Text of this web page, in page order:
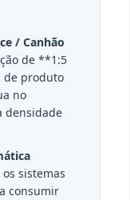
/ Canhão
de **1:5
de produto
no
densidade
sistemas
consumir